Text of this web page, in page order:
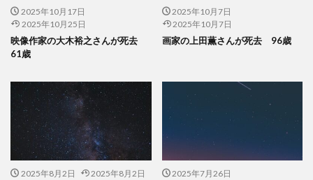
2025年10月17日
2025年10月25日
映像作家の大木裕之さんが死去
61歳
2025年10月7日
2025年10月7日
画家の上田薫さんが死去 96歳
2025年8月2日 2025年8月2日
2025年7月26日